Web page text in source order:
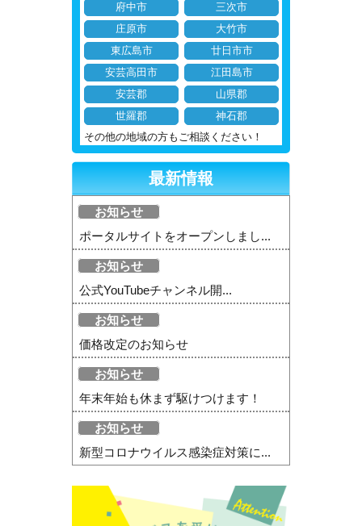
府中市
三次市
庄原市
大竹市
東広島市
廿日市市
安芸高田市
江田島市
安芸郡
山県郡
世羅郡
神石郡
その他の地域の方もご相談ください！
最新情報
お知らせ
ポータルサイトをオープンしまし...
お知らせ
公式YouTubeチャンネル開...
お知らせ
価格改定のお知らせ
お知らせ
年末年始も休まず駆けつけます！
お知らせ
新型コロナウイルス感染症対策に...